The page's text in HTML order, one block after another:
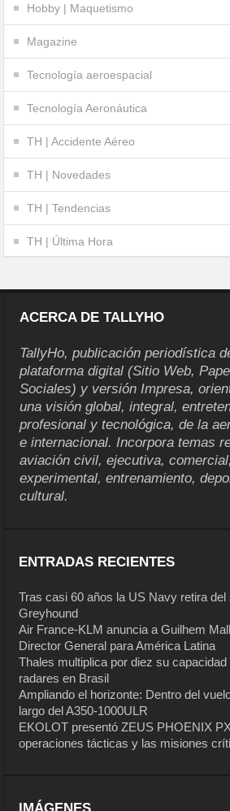
Hobby | Maquetismo
Magazine
Tecnología aeroespacial
Tecnología Aeronáutica
TH | Accidente Aéreo
TH | Novedades
TH | Tendencias
TH | Última Hora
ACERCA DE TALLYHO
TallyHo, publicación periodística
plataforma digital (Sitio Web,
Sociales) y versión Impresa,
una visión global, integral,
profesional y tecnológica, de la
e internacional. Incorpora temas
aviación civil, ejecutiva,
experimental, entrenamiento,
cultural.
ENTRADAS RECIENTES
Tras casi 60 años la US Navy retira
Greyhound
Air France-KLM anuncia a Guilhem
Director General para América Latina
Thales multiplica por diez su
radares en Brasil
Ampliando el horizonte: Dentro del
largo del A350-1000ULR
EKOLOT presentó ZEUS PHOENIX
operaciones tácticas y las misiones
IMÁGENES